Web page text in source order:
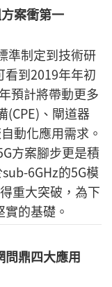
案衝第一
準制定到技術研
到2019年年初
預計將帶動更多
(CPE)、閘道器
動化應用需求。
方案腳步更是積
6GHz的5G模
重大突破，為下
的基礎。
鼎四大應用